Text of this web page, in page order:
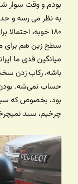
بودم و وقت سوار
به نظر می رسه و
سطح زین هم برای
میانگین قدی ما
باشه، رکاب زدن
حساب نمی‌شه. بودن
بود، بخصوص که
چرخیم، سبد